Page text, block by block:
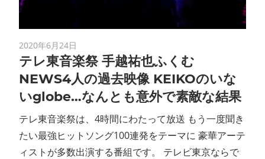
2020年6月24日
テレ東音楽祭 手越祐也ふくむ
NEWS4人の過去映像 KEIKOのいな
いglobe…なんとも意外で素敵な結果
テレ東音楽祭は、4時間にわたって放送 もう一度聞き
たい最強ヒットソング100連発をテーマに 豪華アーテ
ィストが多数出演する番組です。 テレビ東京ならで